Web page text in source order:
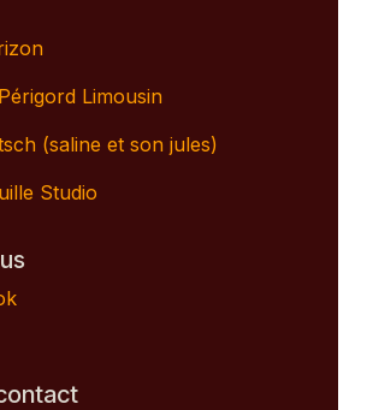
Limousin
(saline et son jules)
Studio